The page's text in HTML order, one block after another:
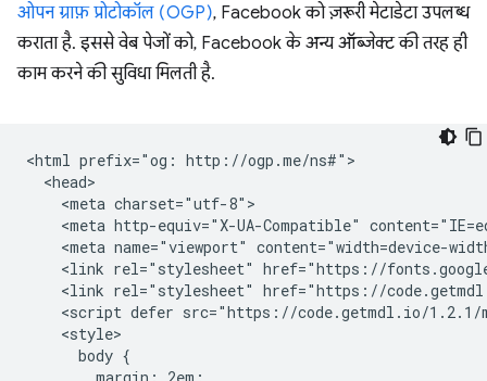
ओपन ग्राफ़ प्रोटोकॉल (OGP), Facebook को ज़रूरी मेटाडेटा उपलब्ध
कराता है. इससे वेब पेजों को, Facebook के अन्य ऑब्जेक्ट की तरह ही
काम करने की सुविधा मिलती है.
<html prefix="og: http://ogp.me/ns#">
  <head>
    <meta charset="utf-8">
<meta http-equiv="X-UA-Compatible"
<meta name="viewport" content="width=device-
<link rel="stylesheet" href="https://
<link rel="stylesheet" href="https://
<script defer src="https://code.getmdl.io/
    <style>
      body {